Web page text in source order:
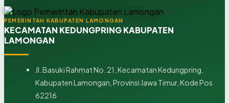
PEMERINTAH KABUPATEN LAMONGAN
KECAMATAN KEDUNGPRING KABUPATEN
LAMONGAN
Jl. Basuki Rahmat No. 21, Kecamatan Kedungpring,
Kabupaten Lamongan, Provinsi Jawa Timur, Kode Pos
62216